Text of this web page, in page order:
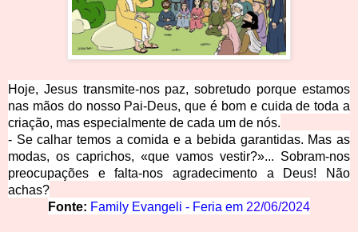
Hoje, Jesus transmite-nos paz, sobretudo porque estamos
nas mãos do nosso Pai-Deus, que é bom e cuida de toda a
criação, mas especialmente de cada um de nós.
- Se calhar temos a comida e a bebida garantidas. Mas as
modas, os caprichos, «que vamos vestir?»... Sobram-nos
preocupações e falta-nos agradecimento a Deus! Não
achas?
Fonte: Family Evangeli - Feria em 22/06/2024